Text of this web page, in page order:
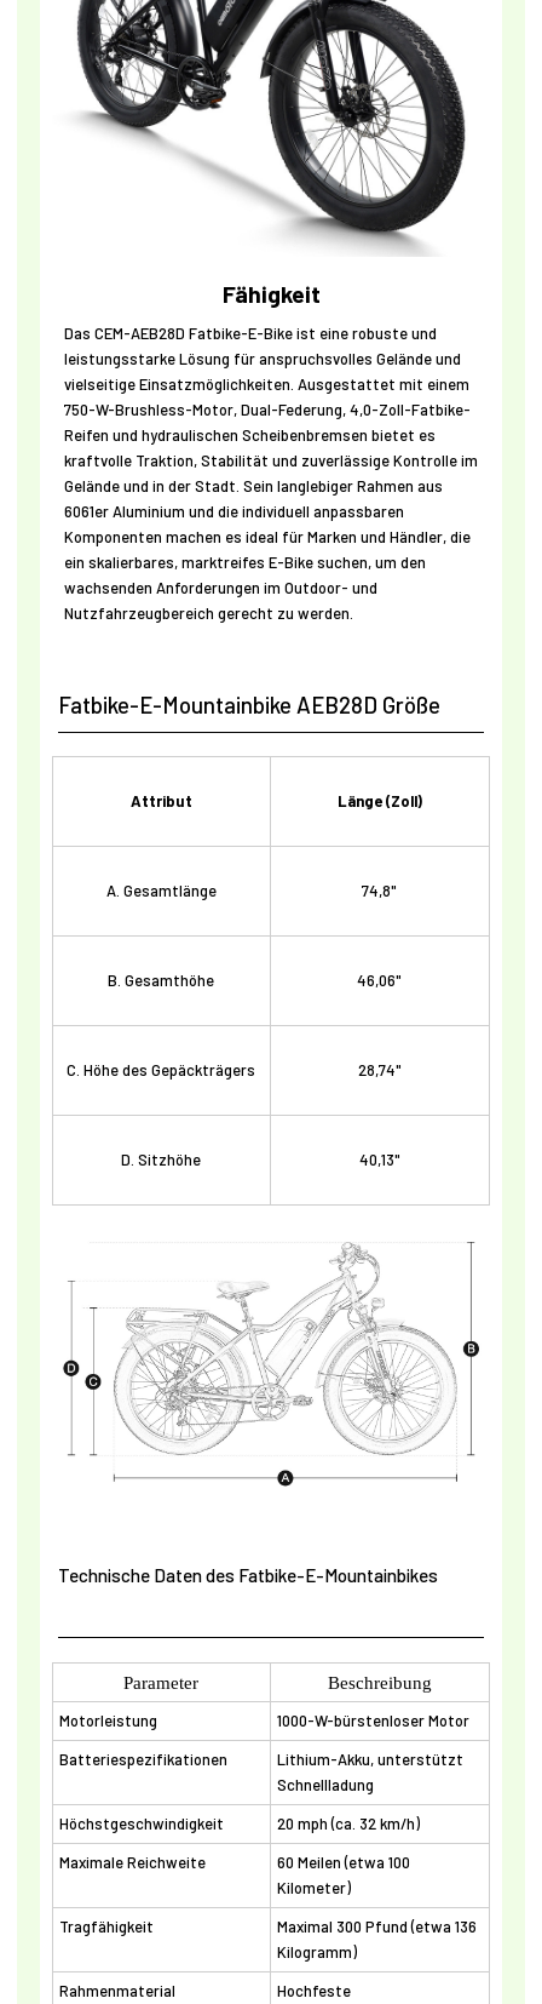
Fähigkeit
Das CEM-AEB28D Fatbike-E-Bike ist eine robuste und
leistungsstarke Lösung für anspruchsvolles Gelände und
vielseitige Einsatzmöglichkeiten. Ausgestattet mit einem
750-W-Brushless-Motor, Dual-Federung, 4,0-Zoll-Fatbike-
Reifen und hydraulischen Scheibenbremsen bietet es
kraftvolle Traktion, Stabilität und zuverlässige Kontrolle im
Gelände und in der Stadt. Sein langlebiger Rahmen aus
6061er Aluminium und die individuell anpassbaren
Komponenten machen es ideal für Marken und Händler, die
ein skalierbares, marktreifes E-Bike suchen, um den
wachsenden Anforderungen im Outdoor- und
Nutzfahrzeugbereich gerecht zu werden.
Fatbike-E-Mountainbike AEB28D Größe
Attribut Länge (Zoll)
A. Gesamtlänge 74,8"
B. Gesamthöhe 46,06"
C. Höhe des Gepäckträgers 28,74"
D. Sitzhöhe 40,13"
Technische Daten des Fatbike-E-Mountainbikes
Parameter Beschreibung
Motorleistung
1000-W-bürstenloser Motor
Batteriespezifikationen
Lithium-Akku, unterstützt
Schnellladung
Höchstgeschwindigkeit
20 mph (ca. 32 km/h)
Maximale Reichweite
60 Meilen (etwa 100
Kilometer)
Tragfähigkeit
Maximal 300 Pfund (etwa 136
Kilogramm)
Rahmenmaterial
Hochfeste